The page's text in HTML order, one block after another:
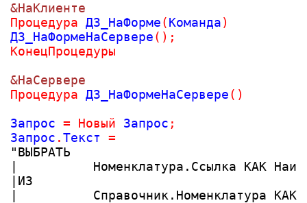
&НаКлиенте
Процедура ДЗ_НаФорме(Команда)
ДЗ_НаФормеНаСервере( ) ;
КонецПроцедуры
&НаСервере
Процедура ДЗ_НаФормеНаСервере( )
Запрос = Новый Запрос ;
Запрос .Текст =
"ВЫБРАТЬ
|          Номенклатура.Ссылка КАК
|ИЗ
|          Справочник.Номенклатура КАК